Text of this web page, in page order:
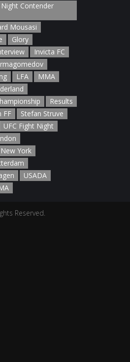
Contender
Mousasi
Glory
Invicta FC
LFA
MMA
Results
FF
Stefan Struve
UFC Fight Night
York
USADA
Reserved.